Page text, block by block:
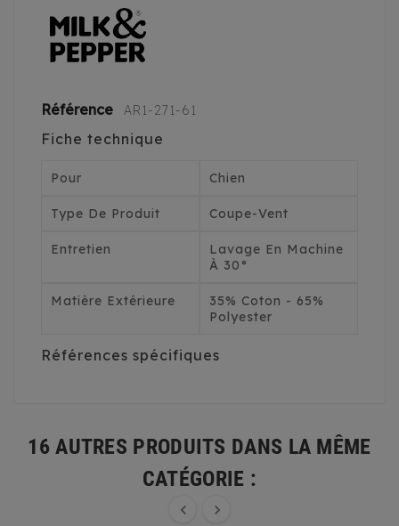
Référence AR1-271-61
Fiche technique
Pour Chien
Type De Produit Coupe-Vent
Entretien
Lavage En Machine
À 30°
Matière Extérieure
35% Coton - 65%
Polyester
Références spécifiques
16 AUTRES PRODUITS DANS LA MÊME
CATÉGORIE :
 